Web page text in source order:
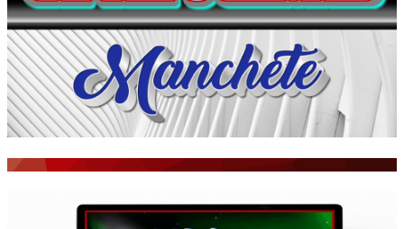
ACONTECEU...VIROU MANCHETE!
BLOGS & COLUNAS
AGÊNCIA DE NOTÍCIAS
CNN BRASIL
VEJA
PORTAL CEARÁ
Galeria
BOAS NOTÍCIAS...VIRAM MANCHETE!